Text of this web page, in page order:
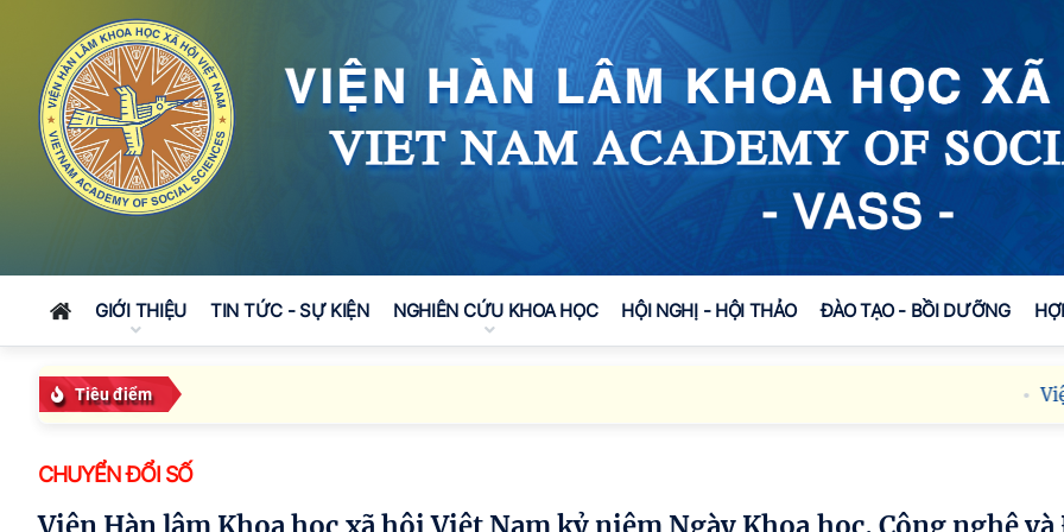
GIỚI THIỆU TIN TỨC - SỰ KIỆN NGHIÊN CỨU KHOA HỌC HỘI NGHỊ - HỘI THẢO ĐÀO TẠO - BỒI DƯỠNG
Tiêu điểm Viện
CHUYỂN ĐỔI SỐ